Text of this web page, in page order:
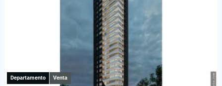
Departamento Venta